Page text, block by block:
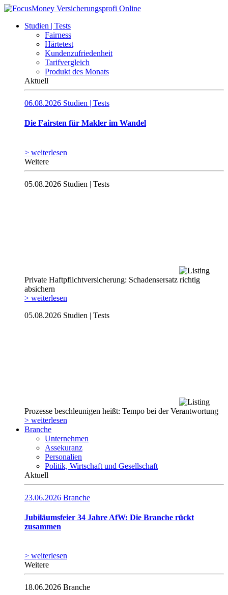
Studien | Tests
Fairness
Härtetest
Kundenzufriedenheit
Tarifvergleich
Produkt des Monats
Aktuell
06.08.2026 Studien | Tests
Die Fairsten für Makler im Wandel
> weiterlesen
Weitere
05.08.2026 Studien | Tests
Private Haftpflicht­versicherung: Schadensersatz richtig
absichern
> weiterlesen
05.08.2026 Studien | Tests
Prozesse beschleunigen heißt: Tempo bei der Verantwortung
> weiterlesen
Branche
Unternehmen
Assekuranz
Personalien
Politik, Wirtschaft und Gesellschaft
Aktuell
23.06.2026 Branche
Jubiläumsfeier 34 Jahre AfW: Die Branche rückt
zusammen
> weiterlesen
Weitere
18.06.2026 Branche